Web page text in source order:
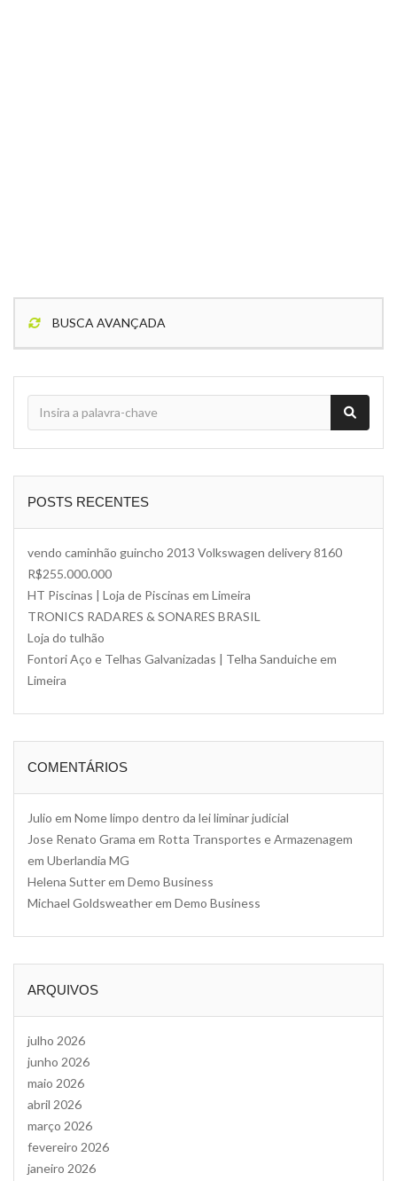
BUSCA AVANÇADA
POSTS RECENTES
vendo caminhão guincho 2013 Volkswagen delivery 8160
R$255.000.000
HT Piscinas | Loja de Piscinas em Limeira
TRONICS RADARES & SONARES BRASIL
Loja do tulhão
Fontori Aço e Telhas Galvanizadas | Telha Sanduiche em
Limeira
COMENTÁRIOS
Julio em Nome limpo dentro da lei liminar judicial
Jose Renato Grama em Rotta Transportes e Armazenagem
em Uberlandia MG
Helena Sutterem Demo Business
Michael Goldsweatherem Demo Business
ARQUIVOS
julho 2026
junho 2026
maio 2026
abril 2026
março 2026
fevereiro 2026
janeiro 2026